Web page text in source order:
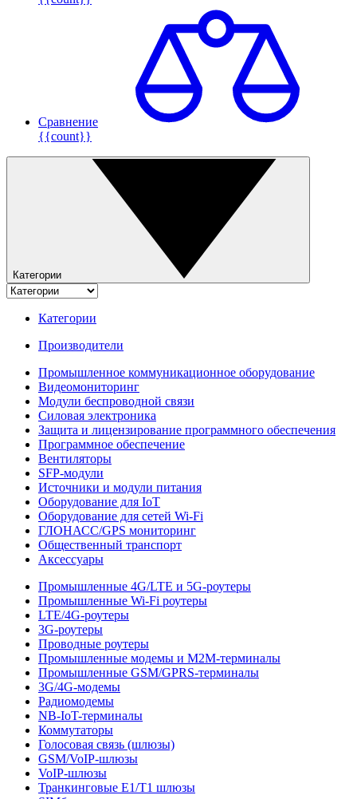
Сравнение
{{count}}
Категории
Категории
Производители
Промышленное коммуникационное оборудование
Видеомониторинг
Модули беспроводной связи
Силовая электроника
Защита и лицензирование программного обеспечения
Программное обеспечение
Вентиляторы
SFP-модули
Источники и модули питания
Оборудование для IoT
Оборудование для сетей Wi-Fi
ГЛОНАСС/GPS мониторинг
Общественный транспорт
Аксессуары
Промышленные 4G/LTE и 5G-роутеры
Промышленные Wi-Fi роутеры
LTE/4G-роутеры
3G-роутеры
Проводные роутеры
Промышленные модемы и M2M-терминалы
Промышленные GSM/GPRS-терминалы
3G/4G-модемы
Радиомодемы
NB-IoT-терминалы
Коммутаторы
Голосовая связь (шлюзы)
GSM/VoIP-шлюзы
VoIP-шлюзы
Транкинговые E1/T1 шлюзы